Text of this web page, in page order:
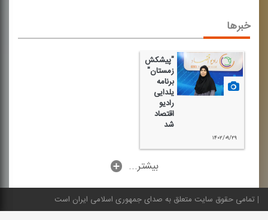
خبرها
"پیشكش
زمستان"
برنامه
یلدایی
رادیو
اقتصاد
شد
۱۴۰۲/۰۹/۲۹
...بیشتر
تمامی حقوق سایت متعلق به صدای جمهوری اسلامی ایران است